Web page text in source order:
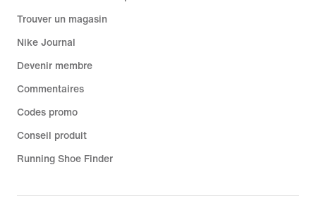
Trouver un magasin
Nike Journal
Devenir membre
Commentaires
Codes promo
Conseil produit
Running Shoe Finder